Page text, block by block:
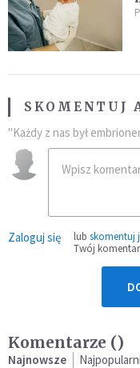
SKOMENTUJ
"Każdy z nas był
Zaloguj się lub skomentuj
Twój
Komentarze ()
Najnowsze